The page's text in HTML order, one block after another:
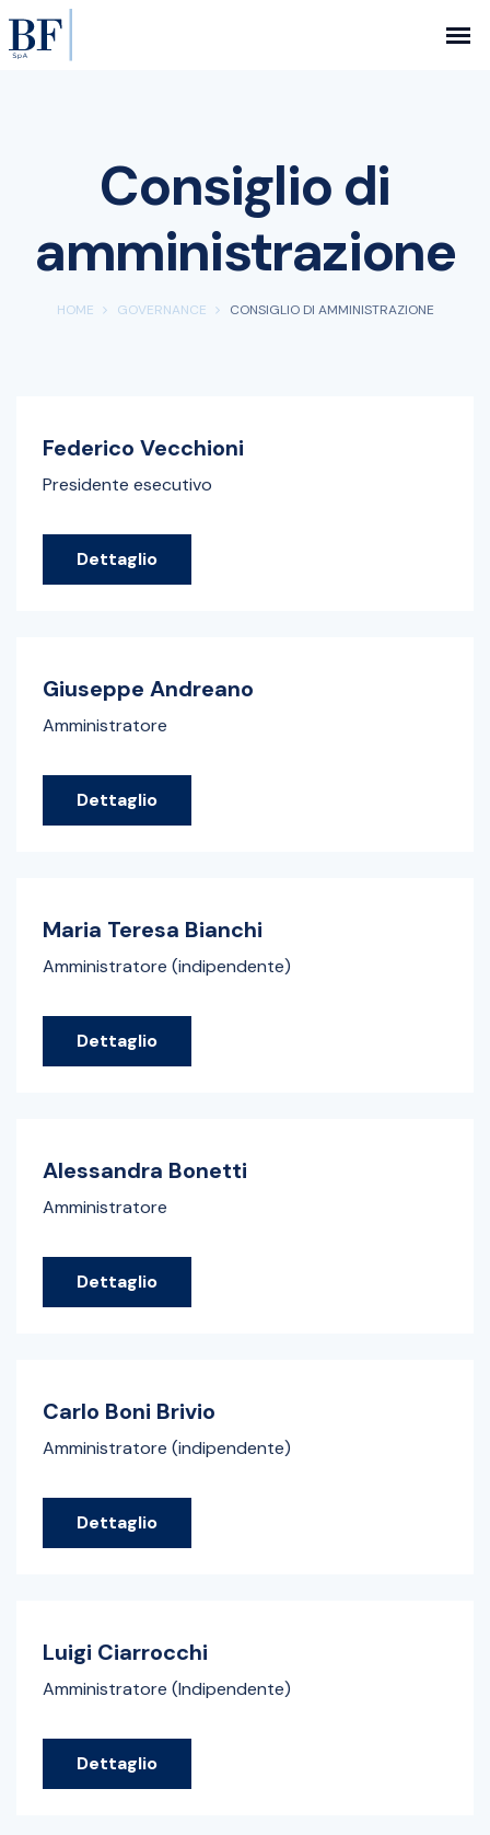
Consiglio di
amministrazione
HOME GOVERNANCE CONSIGLIO DI AMMINISTRAZIONE
Federico Vecchioni
Presidente esecutivo
Dettaglio
Giuseppe Andreano
Amministratore
Dettaglio
Maria Teresa Bianchi
Amministratore (indipendente)
Dettaglio
Alessandra Bonetti
Amministratore
Dettaglio
Carlo Boni Brivio
Amministratore (indipendente)
Dettaglio
Luigi Ciarrocchi
Amministratore (Indipendente)
Dettaglio